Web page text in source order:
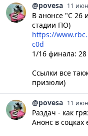
@povesa 11
В анонсе "С 26
стадии ПО)
https://
c0d
1/16 финала:
Ссылки все
призюли)
@povesa 11
Раздач - как
Анонс в соцках